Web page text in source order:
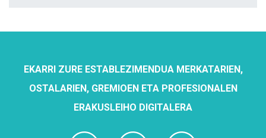
EKARRI ZURE ESTABLEZIMENDUA MERKATARIEN,
OSTALARIEN, GREMIOEN ETA PROFESIONALEN
ERAKUSLEIHO DIGITALERA